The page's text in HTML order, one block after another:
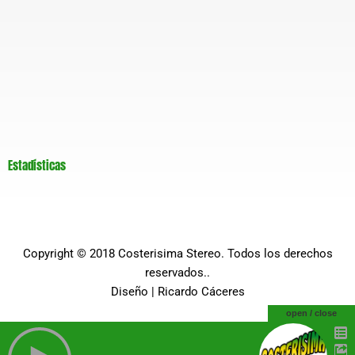
Estadísticas
Copyright © 2018 Costerisima Stereo. Todos los derechos
reservados..
Diseño | Ricardo Cáceres
open / close